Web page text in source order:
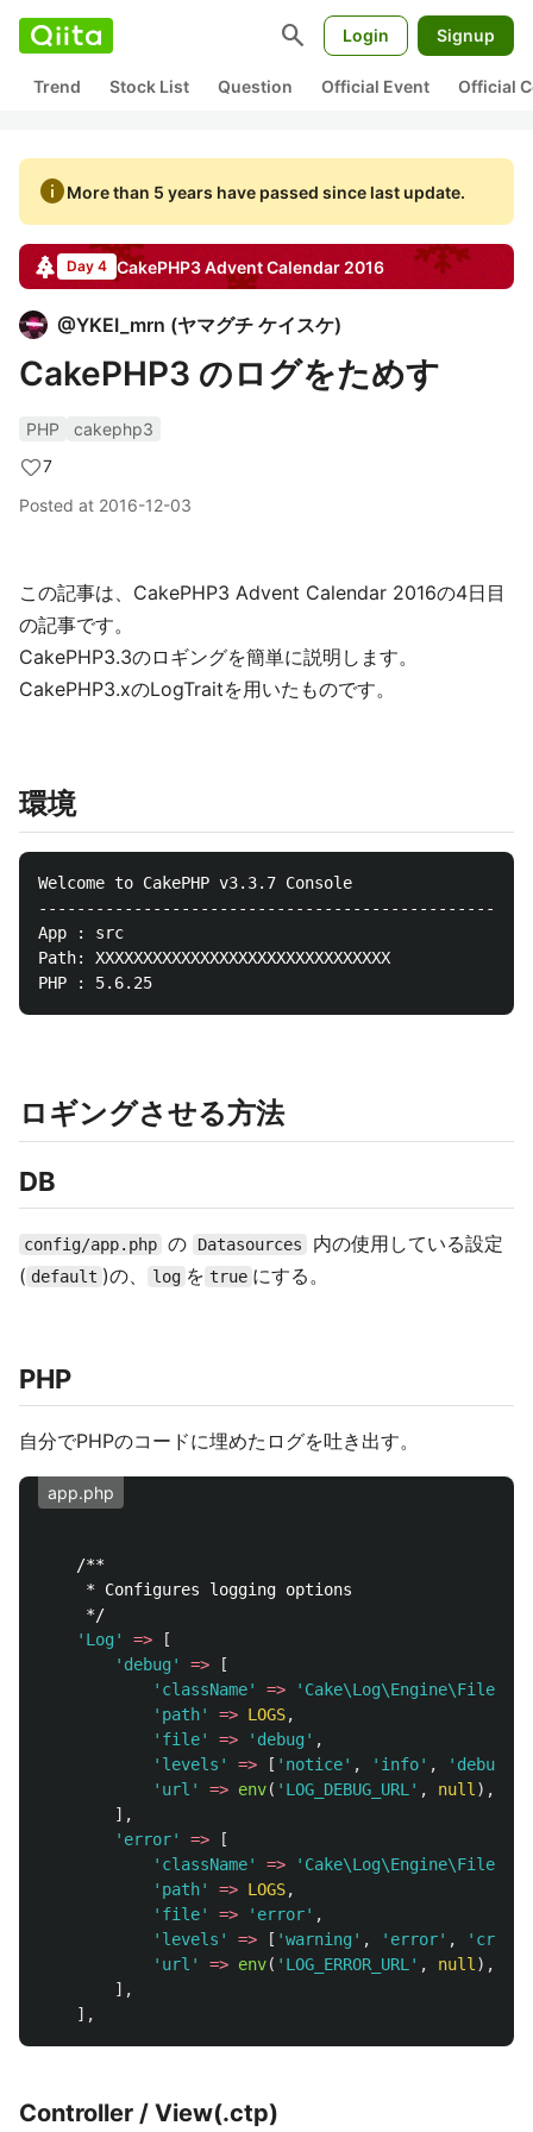
search Login Signup
Trend Stock List Question Official Event Official
infoMore than 5 years have passed since last update.
Day 4 CakePHP3Advent Calendar 2016
@YKEI_mrn (ヤマグチ ケイスケ)
CakePHP3 のログをためす
PHP
cakephp3
7
Posted at 2016-12-03
この記事は、CakePHP3 Advent Calendar 2016の4日目
の記事です。
CakePHP3.3のロギングを簡単に説明します。
CakePHP3.xのLogTraitを用いたものです。
環境
Welcome to CakePHP v3.3.7 Console
App : src
Path: XXXXXXXXXXXXXXXXXXXXXXXXXXXXXXX
ロギングさせる方法
DB
config/app.php の Datasources
内の使用している設定
( default )の、 log を true にする。
PHP
自分でPHPのコードに埋めたログを吐き出す。
app.php
/**
     * Configures logging options
     */
'Log'
=>
[
'debug'
=>
[
'className'
=>
'Cake\Log\Engine\FileLog'
'path'
=> LOGS,
'file'
=> 'debug' ,
'levels'
=> [ 'notice' , 'info' , 'debug'
'url'
=> env( 'LOG_DEBUG_URL' , null ),
],
'error'
=>
[
'className'
=>
'Cake\Log\Engine\FileLog'
'path'
=> LOGS,
'file'
=> 'error' ,
'levels'
=> [ 'warning' , 'error' ,
'url'
=> env( 'LOG_ERROR_URL' , null ),
],
],
Controller / View(.ctp)